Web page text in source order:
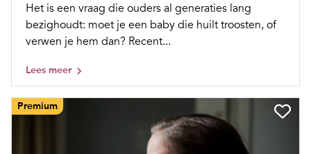
Het is een vraag die ouders al generaties lang
bezighoudt: moet je een baby die huilt troosten, of
verwen je hem dan? Recent...
Lees meer
Premium